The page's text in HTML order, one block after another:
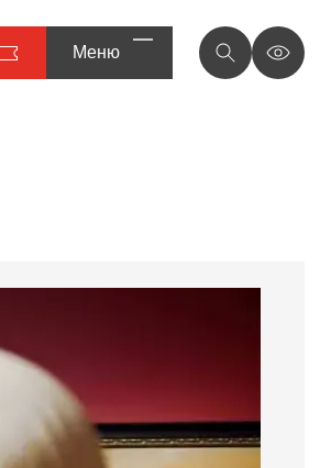
Меню